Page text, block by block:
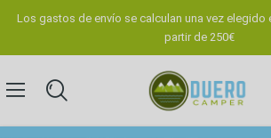
Los gastos de envío se calculan una vez elegido
partir de 250€